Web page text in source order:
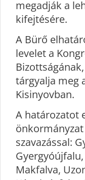
megadják a
kifejtésére.
A Bürő
levelet a
tárgyalja meg
Kisinyovban.
A határozatot
szavazással:
Makfalva,